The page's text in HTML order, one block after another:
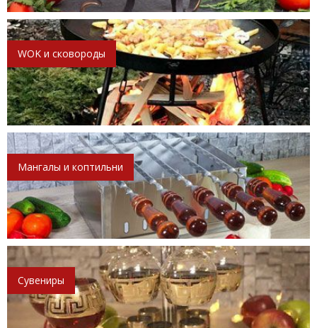
WOK и сковороды
Мангалы и коптильни
Сувениры